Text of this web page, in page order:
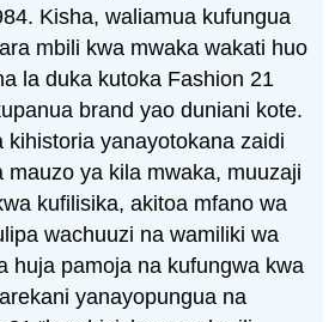
Kisha, waliamua kufungua
mbili kwa mwaka wakati huo
la duka kutoka Fashion 21
brand yao duniani kote.
kihistoria yanayotokana zaidi
mauzo ya kila mwaka, muuzaji
kufilisika, akitoa mfano wa
wachuuzi na wamiliki wa
huja pamoja na kufungwa kwa
yanayopungua na